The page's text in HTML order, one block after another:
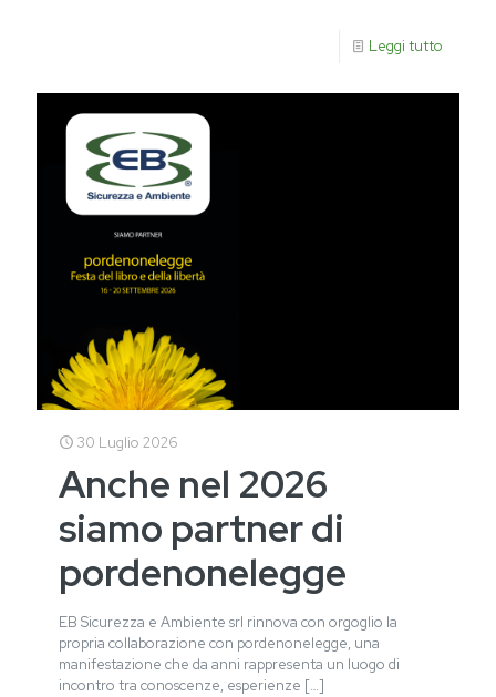
Leggi tutto
30 Luglio 2026
Anche nel 2026
siamo partner di
pordenonelegge
EB Sicurezza e Ambiente srl rinnova con orgoglio la
propria collaborazione con pordenonelegge, una
manifestazione che da anni rappresenta un luogo di
incontro tra conoscenze, esperienze […]